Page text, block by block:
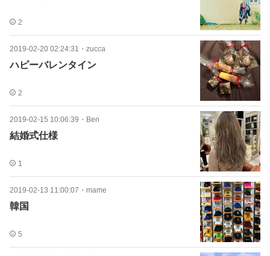
2
2019-02-20 02:24:31 ・ zucca
ハピーバレンタイン
2
2019-02-15 10:06:39 ・ Ben
結婚式仕様
1
2019-02-13 11:00:07 ・ mame
韓国
5